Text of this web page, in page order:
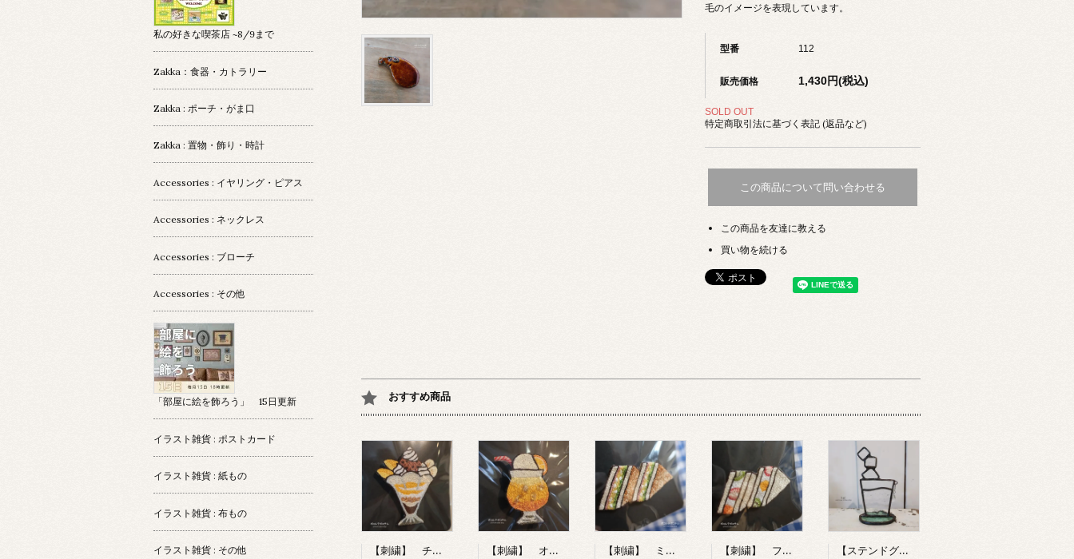
毛のイメージを表現しています。
型番 112
販売価格 1,430円(税込)
SOLD OUT
特定商取引法に基づく表記 (返品など)
この商品について問い合わせる
この商品を友達に教える
買い物を続ける
おすすめ商品
【刺繍】 チョコレートパフェ 【ポコルテポコチル】 【刺繍】 オレンジフロート 【ポコルテポコチル】 【刺繍】 ミックスサンド 【ポコルテポコチル】 【刺繍】 フルーツサンド 【ポコルテポコチル】 【ステンドグラス】 お冷 【kai】
私の好きな喫茶店 ~8/9まで
Zakka：食器・カトラリー
Zakka : ポーチ・がま口
Zakka : 置物・飾り・時計
Accessories : イヤリング・ピアス
Accessories : ネックレス
Accessories : ブローチ
Accessories : その他
「部屋に絵を飾ろう」 15日更新
イラスト雑貨 : ポストカード
イラスト雑貨 : 紙もの
イラスト雑貨 : 布もの
イラスト雑貨 : その他